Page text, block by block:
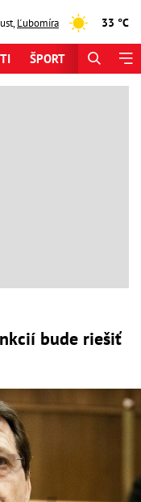
,Ľubomíra 33 °C
ŠPORT
bude riešiť